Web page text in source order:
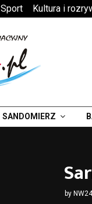
Sport Kultura i
SANDOMIERZ
by NW24